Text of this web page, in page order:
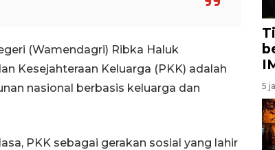
(Wamendagri) Ribka Haluk
Kesejahteraan Keluarga (PKK) adalah
nasional berbasis keluarga dan
PKK sebagai gerakan sosial yang lahir
5